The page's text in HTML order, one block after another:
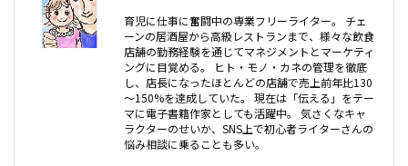
育児に仕事に奮闘中の専業フリーライター。 チェ
ーンの居酒屋から高級レストランまで、様々な飲食
店舗の勤務経験を通じてマネジメントとマーケティ
ングに目覚める。 ヒト・モノ・カネの管理を徹底
し、店長になったほとんどの店舗で売上前年比130
～150%を達成していた。 現在は「伝える」をテー
マに電子書籍作家としても活躍中。 気さくなキャ
ラクターのせいか、SNS上で初心者ライターさんの
悩み相談に乗ることも多い。